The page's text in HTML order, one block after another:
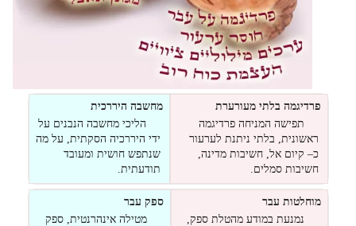
פרדיגמה בלתי מעורערת
תפישה המניחה פרדיגמה
ראשונית, בלתי ניתנת לערעור
כ– קיום אל, חשיבות מדינה,
חשיבות סמלים.
מחשבה היררכית
הליכי מחשבה הנבנים על
ידי היררכיה הסקתית, על מה
שנתפש חושית ומעובד
תודעתית.
מוחלטות עבר
נמנעת במודע מהטלת ספק,
ספק עבר
מטילה אינהרנטית, ספק